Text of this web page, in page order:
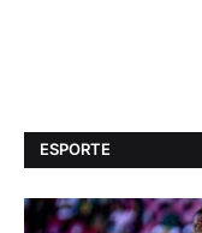
ESPORTE